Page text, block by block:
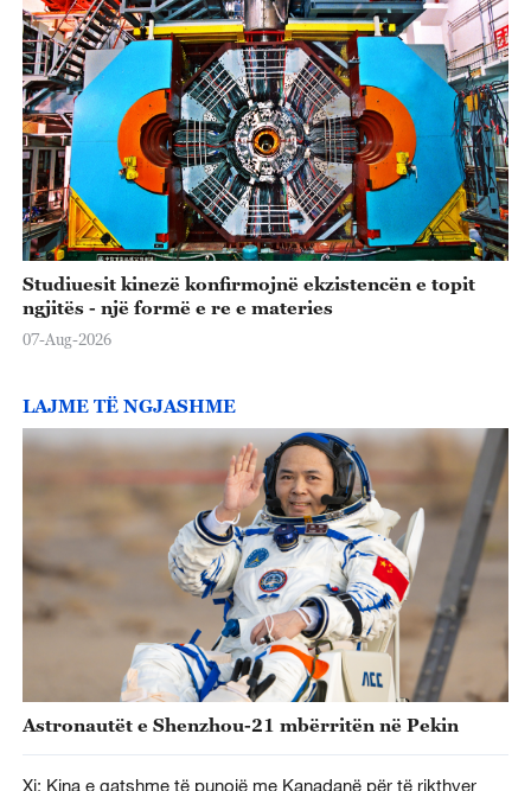
Studiuesit kinezë konfirmojnë ekzistencën e topit
ngjitës - një formë e re e materies
07-Aug-2026
LAJME TË NGJASHME
Astronautët e Shenzhou-21 mbërritën në Pekin
Xi: Kina e gatshme të punojë me Kanadanë për të rikthyer